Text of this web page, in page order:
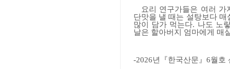
요리 연구가들은 여러
단맛을 낼 때는 설탕보다
많이 담가 먹는다. 나도 노
날은 할아버지 엄마에게 매
-2026년『한국산문』 6월호